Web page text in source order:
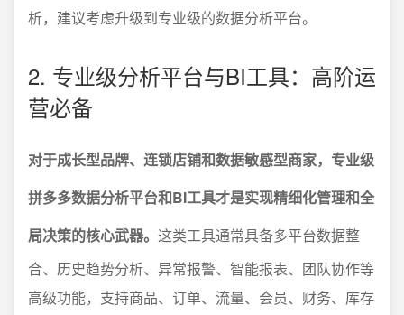
析，建议考虑升级到专业级的数据分析平台。
2. 专业级分析平台与BI工具：高阶运
营必备
对于成长型品牌、连锁店铺和数据敏感型商家，专业级
拼多多数据分析平台和BI工具才是实现精细化管理和全
局决策的核心武器。 这类工具通常具备多平台数据整
合、历史趋势分析、异常报警、智能报表、团队协作等
高级功能，支持商品、订单、流量、会员、财务、库存